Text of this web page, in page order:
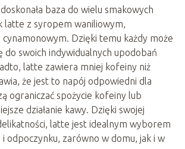
baza do wielu smakowych
latte z syropem waniliowym,
Dzięki temu każdy może
do swoich indywidualnych upodobań
latte zawiera mniej kofeiny niż
że jest to napój odpowiedni dla
ograniczać spożycie kofeiny lub
działanie kawy. Dzięki swojej
latte jest idealnym wyborem
i odpoczynku, zarówno w domu, jak i w